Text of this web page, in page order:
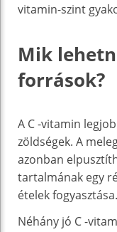
vitamin-szint
Mik
források?
A C -vitamin
zöldségek. A
azonban
tartalmának egy
ételek fogyasztása.
Néhány jó C -